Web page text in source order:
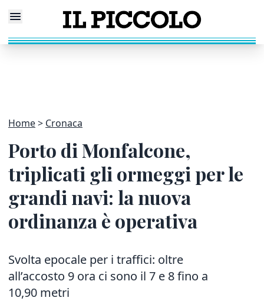
Home Cronaca
Porto di Monfalcone,
triplicati gli ormeggi per le
grandi navi: la nuova
ordinanza è operativa
Svolta epocale per i traffici: oltre
all’accosto 9 ora ci sono il 7 e 8 fino a
10,90 metri